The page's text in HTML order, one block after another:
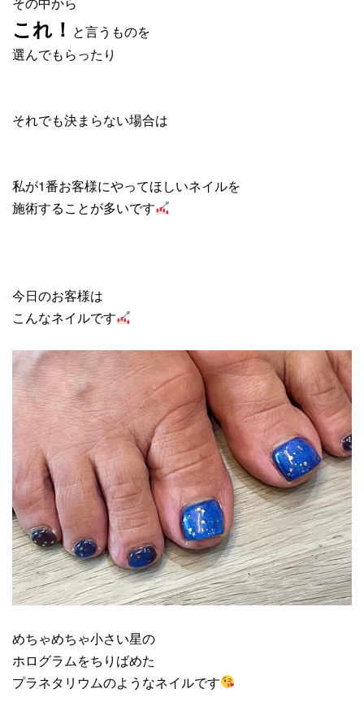
これ！ と言うものを
選んでもらったり
それでも決まらない場合は
私が1番お客様にやってほしいネイルを
施術することが多いです
今日のお客様は
こんなネイルです
めちゃめちゃ小さい星の
ホログラムをちりばめた
プラネタリウムのようなネイルです